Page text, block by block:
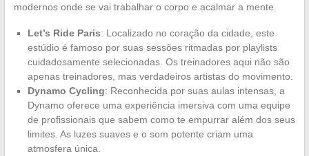
modernos onde se vai trabalhar o corpo e acalmar a mente.
Let’s Ride Paris: Localizado no coração da cidade, este
estúdio é famoso por suas sessões ritmadas por playlists
cuidadosamente selecionadas. Os treinadores aqui não são
apenas treinadores, mas verdadeiros artistas do movimento.
Dynamo Cycling: Reconhecida por suas aulas intensas, a
Dynamo oferece uma experiência imersiva com uma equipe
de profissionais que sabem como te empurrar além dos seus
limites. As luzes suaves e o som potente criam uma
atmosfera única.